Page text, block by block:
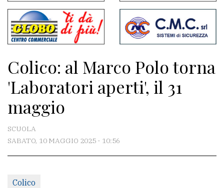
Contenuti
del
sito
Meteo
CONTATTI
La
redazione
Per
Colico: al Marco Polo torna
'Laboratori aperti', il 31
maggio
SCUOLA
SABATO, 10 MAGGIO 2025 - 10:56
Colico